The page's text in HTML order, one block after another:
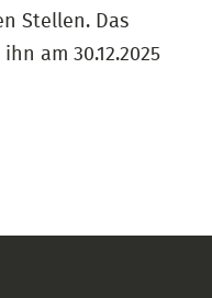
Stellen. Das
ihn am 30.12.2025